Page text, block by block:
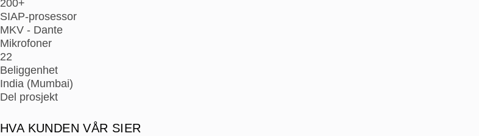
200+
SIAP-prosessor
MKV - Dante
Mikrofoner
22
Beliggenhet
India (Mumbai)
Del prosjekt
HVA KUNDEN VÅR SIER